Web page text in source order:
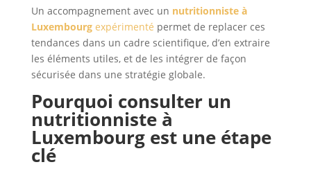
Un accompagnement avec un nutritionniste à
Luxembourgexpérimenté permet de replacer ces
tendances dans un cadre scientifique, d’en extraire
les éléments utiles, et de les intégrer de façon
sécurisée dans une stratégie globale.
Pourquoi consulter un
nutritionniste à
Luxembourg est une étape
clé